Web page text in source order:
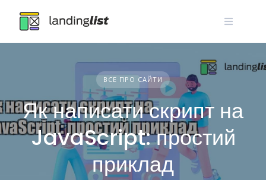
content
ВСЕ ПРО САЙТИ
Як написати скрипт на
JavaScript: простий
приклад